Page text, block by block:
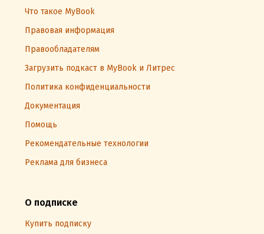
Что такое MyBook
Правовая информация
Правообладателям
Загрузить подкаст в MyBook и Литрес
Политика конфиденциальности
Документация
Помощь
Рекомендательные технологии
Реклама для бизнеса
О подписке
Купить подписку